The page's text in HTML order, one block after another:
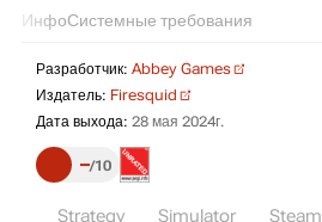
ИнфоСистемные требования
Разработчик: Abbey Games
Издатель: Firesquid
Дата выхода: 28 мая 2024г.
– 10
Strategy Simulator Steam